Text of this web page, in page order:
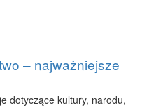
– najważniejsze
dotyczące kultury, narodu,